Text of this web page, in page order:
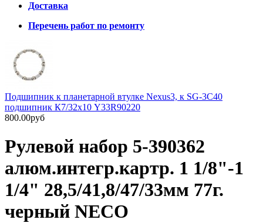
Доставка
Перечень работ по ремонту
Подшипник к планетарной втулке Nexus3, к SG-3C40
подшипник К7/32х10 Y33R90220
800.00руб
Рулевой набор 5-390362
алюм.интегр.картр. 1 1/8"-1
1/4" 28,5/41,8/47/33мм 77г.
черный NECO